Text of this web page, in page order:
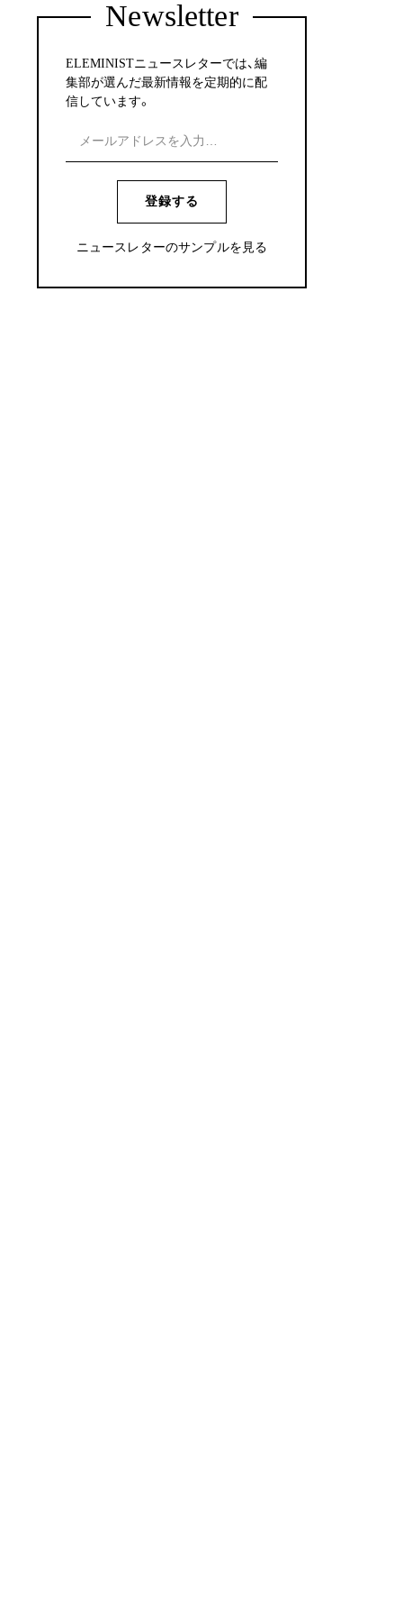
Newsletter
ELEMINISTニュースレターでは、編
集部が選んだ最新情報を定期的に配
信しています。
登録する
ニュースレターのサンプルを見る